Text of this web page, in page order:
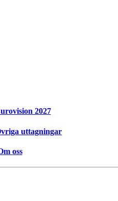
2027
uttagningar
oss